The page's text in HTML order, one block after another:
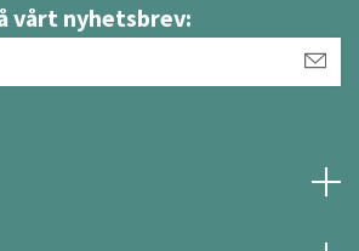
vårt nyhetsbrev: